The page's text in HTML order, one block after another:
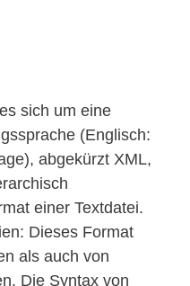
sich um eine
(Englisch:
abgekürzt XML,
einer Textdatei.
Dieses Format
als auch von
Die Syntax von